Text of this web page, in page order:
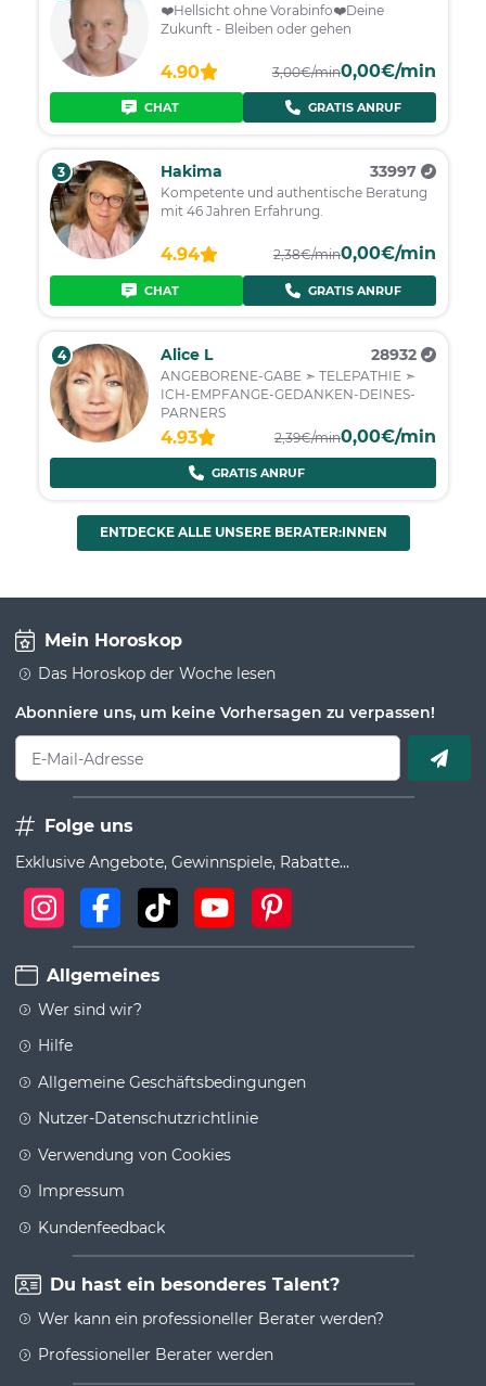
❤️️Hellsicht ohne Vorabinfo❤️️Deine
Zukunft - Bleiben oder gehen
4.90 3,00€/min0,00€/min
CHAT GRATIS ANRUF
3 Hakima 33997
Kompetente und authentische Beratung
mit 46 Jahren Erfahrung.
4.94 2,38€/min0,00€/min
CHAT GRATIS ANRUF
4 Alice L 28932
ANGEBORENE-GABE ➣ TELEPATHIE ➣
ICH-EMPFANGE-GEDANKEN-DEINES-
PARNERS
4.93 2,39€/min0,00€/min
GRATIS ANRUF
ENTDECKE ALLE UNSERE BERATER:INNEN
Mein Horoskop
Das Horoskop der Woche lesen
Abonniere uns, um keine Vorhersagen zu verpassen!
E-Mail-Adresse
Folge uns
Exklusive Angebote, Gewinnspiele, Rabatte...
Allgemeines
Wer sind wir?
Hilfe
Allgemeine Geschäftsbedingungen
Nutzer-Datenschutzrichtlinie
Verwendung von Cookies
Impressum
Kundenfeedback
Du hast ein besonderes Talent?
Wer kann ein professioneller Berater werden?
Professioneller Berater werden